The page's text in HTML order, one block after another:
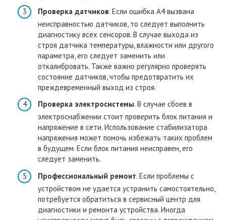
Проверка датчиков. Если ошибка A4 вызвана
неисправностью датчиков, то следует выполнить
диагностику всех сенсоров. В случае выхода из
строя датчика температуры, влажности или другого
параметра, его следует заменить или
откалибровать. Также важно регулярно проверять
состояние датчиков, чтобы предотвратить их
преждевременный выход из строя.
Проверка электросистемы. В случае сбоев в
электроснабжении стоит проверить блок питания и
напряжение в сети. Использование стабилизатора
напряжения может помочь избежать таких проблем
в будущем. Если блок питания неисправен, его
следует заменить.
Профессиональный ремонт. Если проблемы с
устройством не удается устранить самостоятельно,
потребуется обратиться в сервисный центр для
диагностики и ремонта устройства. Иногда